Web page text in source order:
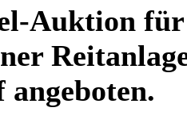
Auktion